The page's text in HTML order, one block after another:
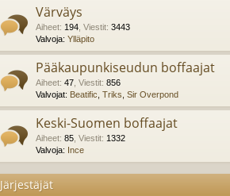
Värväys
Aiheet: 194 Viestit: 3443
Valvoja: Ylläpito
Pääkaupunkiseudun boffaajat
Aiheet: 47 Viestit: 856
Valvojat: Beatific Triks Sir Overpond
Keski-Suomen boffaajat
Aiheet: 85 Viestit: 1332
Valvoja: Ince
Järjestäjät